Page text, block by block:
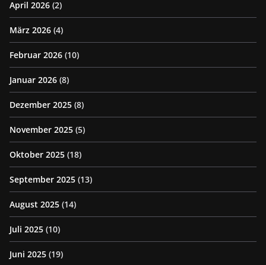
April 2026 (2)
März 2026 (4)
Februar 2026 (10)
Januar 2026 (8)
Dezember 2025 (8)
November 2025 (5)
Oktober 2025 (18)
September 2025 (13)
August 2025 (14)
Juli 2025 (10)
Juni 2025 (19)